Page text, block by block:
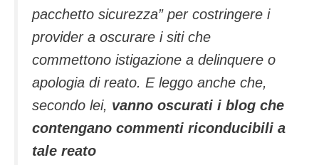
pacchetto sicurezza” per costringere i
provider a oscurare i siti che
commettono istigazione a delinquere o
apologia di reato. E leggo anche che,
secondo lei, vanno oscurati i blog che
contengano commenti riconducibili a
tale reato